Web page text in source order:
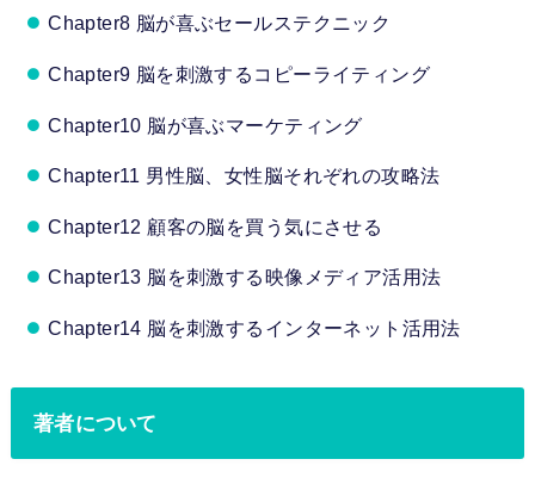
Chapter8 脳が喜ぶセールステクニック
Chapter9 脳を刺激するコピーライティング
Chapter10 脳が喜ぶマーケティング
Chapter11 男性脳、女性脳それぞれの攻略法
Chapter12 顧客の脳を買う気にさせる
Chapter13 脳を刺激する映像メディア活用法
Chapter14 脳を刺激するインターネット活用法
著者について